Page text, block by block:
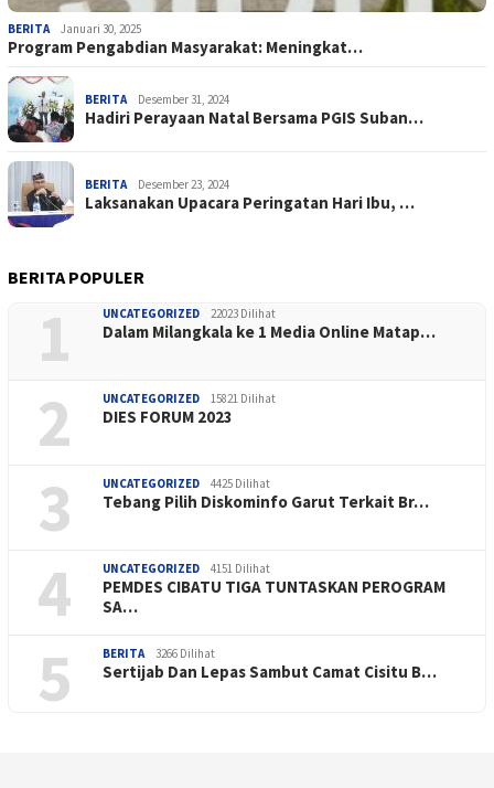
BERITA Januari 30, 2025
Program Pengabdian Masyarakat: Meningkat…
BERITA Desember 31, 2024
Hadiri Perayaan Natal Bersama PGIS Suban…
BERITA Desember 23, 2024
Laksanakan Upacara Peringatan Hari Ibu, …
BERITA POPULER
1 UNCATEGORIZED 22023 Dilihat
Dalam Milangkala ke 1 Media Online Matap…
2 UNCATEGORIZED 15821 Dilihat
DIES FORUM 2023
3 UNCATEGORIZED 4425 Dilihat
Tebang Pilih Diskominfo Garut Terkait Br…
4 UNCATEGORIZED 4151 Dilihat
PEMDES CIBATU TIGA TUNTASKAN PEROGRAM
SA…
5 BERITA 3266 Dilihat
Sertijab Dan Lepas Sambut Camat Cisitu B…